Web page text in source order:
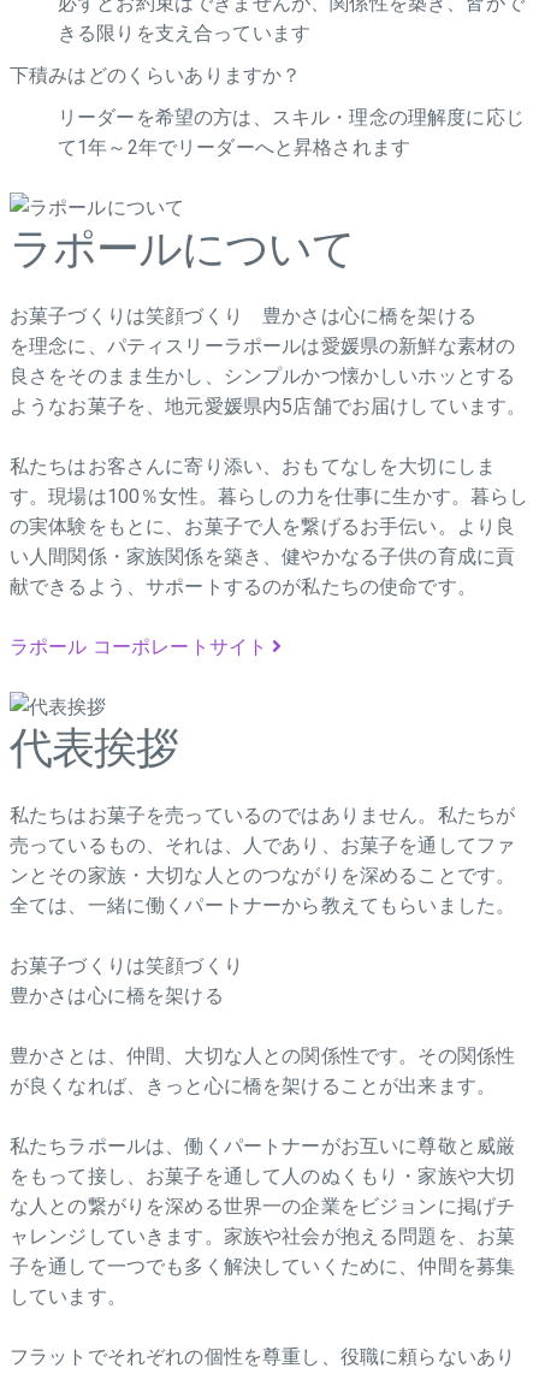
きる限りを支え合っています
下積みはどのくらいありますか？
リーダーを希望の方は、スキル・理念の理解度に応じ
て1年～2年でリーダーへと昇格されます
ラポールについて
お菓子づくりは笑顔づくり 豊かさは心に橋を架ける
を理念に、パティスリーラポールは愛媛県の新鮮な素材の
良さをそのまま生かし、シンプルかつ懐かしいホッとする
ようなお菓子を、地元愛媛県内5店舗でお届けしています。
私たちはお客さんに寄り添い、おもてなしを大切にしま
す。現場は100％女性。暮らしの力を仕事に生かす。暮らし
の実体験をもとに、お菓子で人を繋げるお手伝い。より良
い人間関係・家族関係を築き、健やかなる子供の育成に貢
献できるよう、サポートするのが私たちの使命です。
ラポール コーポレートサイト
代表挨拶
私たちはお菓子を売っているのではありません。私たちが
売っているもの、それは、人であり、お菓子を通してファ
ンとその家族・大切な人とのつながりを深めることです。
全ては、一緒に働くパートナーから教えてもらいました。
お菓子づくりは笑顔づくり
豊かさは心に橋を架ける
豊かさとは、仲間、大切な人との関係性です。その関係性
が良くなれば、きっと心に橋を架けることが出来ます。
私たちラポールは、働くパートナーがお互いに尊敬と威厳
をもって接し、お菓子を通して人のぬくもり・家族や大切
な人との繋がりを深める世界一の企業をビジョンに掲げチ
ャレンジしていきます。家族や社会が抱える問題を、お菓
子を通して一つでも多く解決していくために、仲間を募集
しています。
フラットでそれぞれの個性を尊重し、役職に頼らないあり